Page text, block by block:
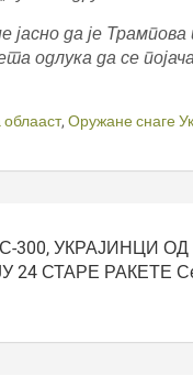
јасно да је
одлука да се
облааст, Оружане снаге
300, УКРАЈИНЦИ ОД
24 СТАРЕ РАКЕТЕ